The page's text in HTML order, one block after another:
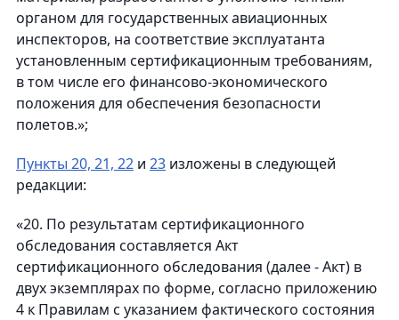
органом для государственных авиационных
инспекторов, на соответствие эксплуатанта
установленным сертификационным требованиям,
в том числе его финансово-экономического
положения для обеспечения безопасности
полетов.»;
Пункты 20, 21, 22 и 23 изложены в следующей
редакции:
«20. По результатам сертификационного
обследования составляется Акт
сертификационного обследования (далее - Акт) в
двух экземплярах по форме, согласно приложению
4 к Правилам с указанием фактического состояния